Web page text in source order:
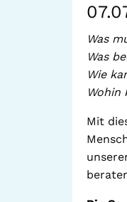
Was
Was
Wie
Wohin
Mit